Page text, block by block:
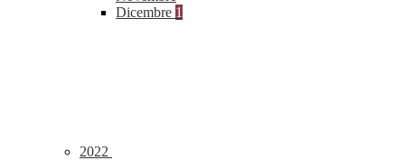
Dicembre 1
2022